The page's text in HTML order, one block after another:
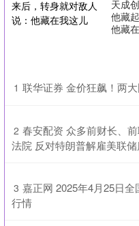
天成
他藏
他藏
1 联华证券 金价狂飙！两
2 春安配资 众多前财长、
法院 反对特朗普解雇美联
3 嘉正网 2025年4月25日
行情